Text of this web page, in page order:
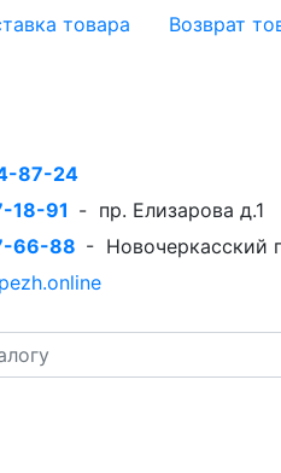
товара Возврат
87-24
18-91 - пр. Елизарова д.1
66-88 - Новочеркасский